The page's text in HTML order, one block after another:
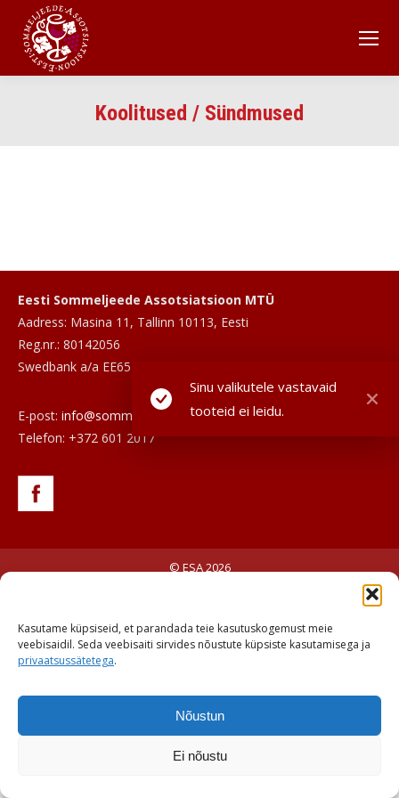
Kasutame küpsiseid, et parandada teie kasutuskogemust meie
veebisaidil. Seda veebisaiti sirvides nõustute küpsiste kasutamisega ja
privaatsussätetega.
Nõustun
Ei nõustu
Koolitused / Sündmused
Sinu valikutele vastavaid
tooteid ei leidu.
Eesti Sommeljeede Assotsiatsioon MTÜ
Aadress: Masina 11, Tallinn 10113, Eesti
Reg.nr.: 80142056
Swedbank a/a EE652200221016186629
E-post: info@sommeljee.ee
Telefon: +372 601 2017
© ESA 2026